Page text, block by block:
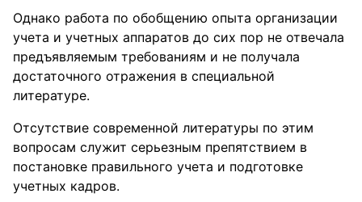
Однако работа по обобщению опыта организации
учета и учетных аппаратов до сих пор не отвечала
предъявляемым требованиям и не получала
достаточного отражения в специальной
литературе.
Отсутствие современной литературы по этим
вопросам служит серьезным препятствием в
постановке правильного учета и подготовке
учетных кадров.